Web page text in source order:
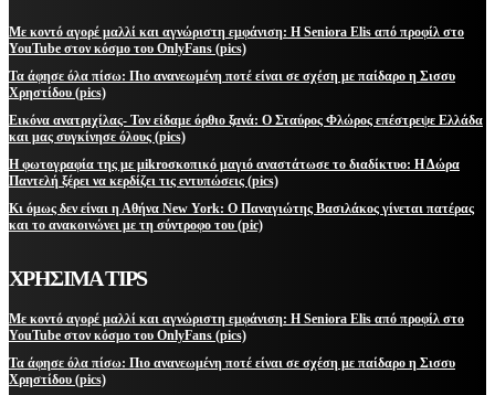
Με κοντό αγορέ μαλλί και αγνώριστη εμφάνιση: Η Seniora Elis από προφίλ στο
YouTube στον κόσμο του OnlyFans (pics)
Τα άφησε όλα πίσω: Πιο ανανεωμένη ποτέ είναι σε σχέση με παίδαρο η Σισσυ
Χρηστίδου (pics)
Εικόνα ανατριχίλας- Τον είδαμε όρθιο ξανά: Ο Σταύρος Φλώρος επέστρεψε Ελλάδα
και μας συγκίνησε όλους (pics)
Η φωτογραφία της με μikroσκοπικό μαγιό αναστάτωσε το διαδίκτυο: Η Δώρα
Παντελή ξέρει να κερδίζει τις εντυπώσεις (pics)
Κι όμως δεν είναι η Αθήνα New York: Ο Παναγιώτης Βασιλάκος γίνεται πατέρας
και το ανακοινώνει με τη σύντροφο του (pic)
ΧΡΗΣΙΜΑ TIPS
Με κοντό αγορέ μαλλί και αγνώριστη εμφάνιση: Η Seniora Elis από προφίλ στο
YouTube στον κόσμο του OnlyFans (pics)
Τα άφησε όλα πίσω: Πιο ανανεωμένη ποτέ είναι σε σχέση με παίδαρο η Σισσυ
Χρηστίδου (pics)